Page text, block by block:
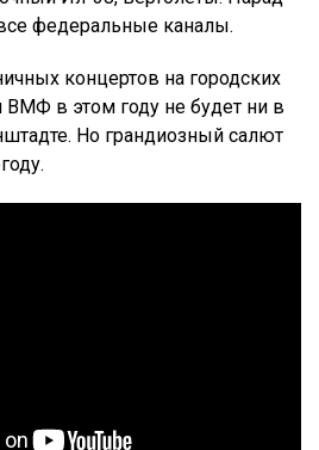
федеральные каналы.
концертов на городских
ВМФ в этом году не будет ни в
Но грандиозный салют